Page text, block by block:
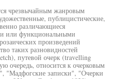
чрезвычайным жанровым
публицистические,
различающиеся
или функциональными
произведений
таких разновидностей
путевой очерк (travelling
очередь, относится к очерковым
"Мадфогские записки", "Очерки